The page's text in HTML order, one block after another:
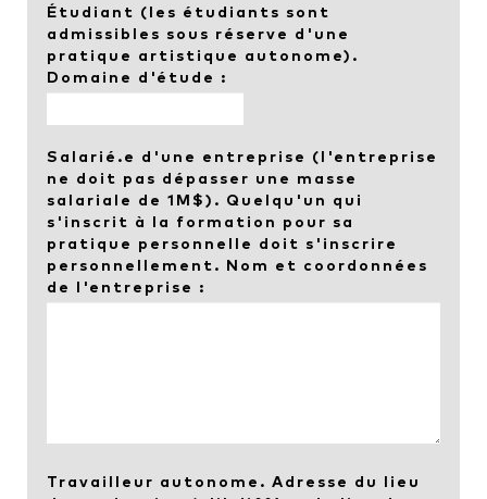
Étudiant (les étudiants sont
admissibles sous réserve d'une
pratique artistique autonome).
Domaine d'étude :
Salarié.e d'une entreprise (l'entreprise
ne doit pas dépasser une masse
salariale de 1M$). Quelqu'un qui
s'inscrit à la formation pour sa
pratique personnelle doit s'inscrire
personnellement. Nom et coordonnées
de l'entreprise :
Travailleur autonome. Adresse du lieu